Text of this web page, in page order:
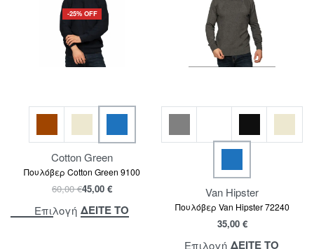
-25% OFF
Cotton Green
Πουλόβερ Cotton Green 9100
60,00€45,00 €
Επιλογή ΔΕΙΤΕ ΤΟ
Van Hipster
Πουλόβερ Van Hipster 72240
35,00 €
Επιλογή ΔΕΙΤΕ ΤΟ